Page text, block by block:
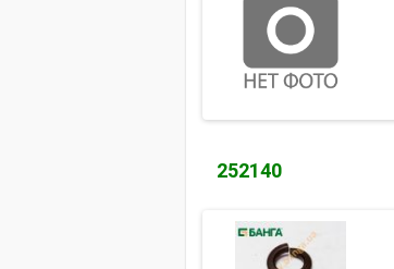
252140